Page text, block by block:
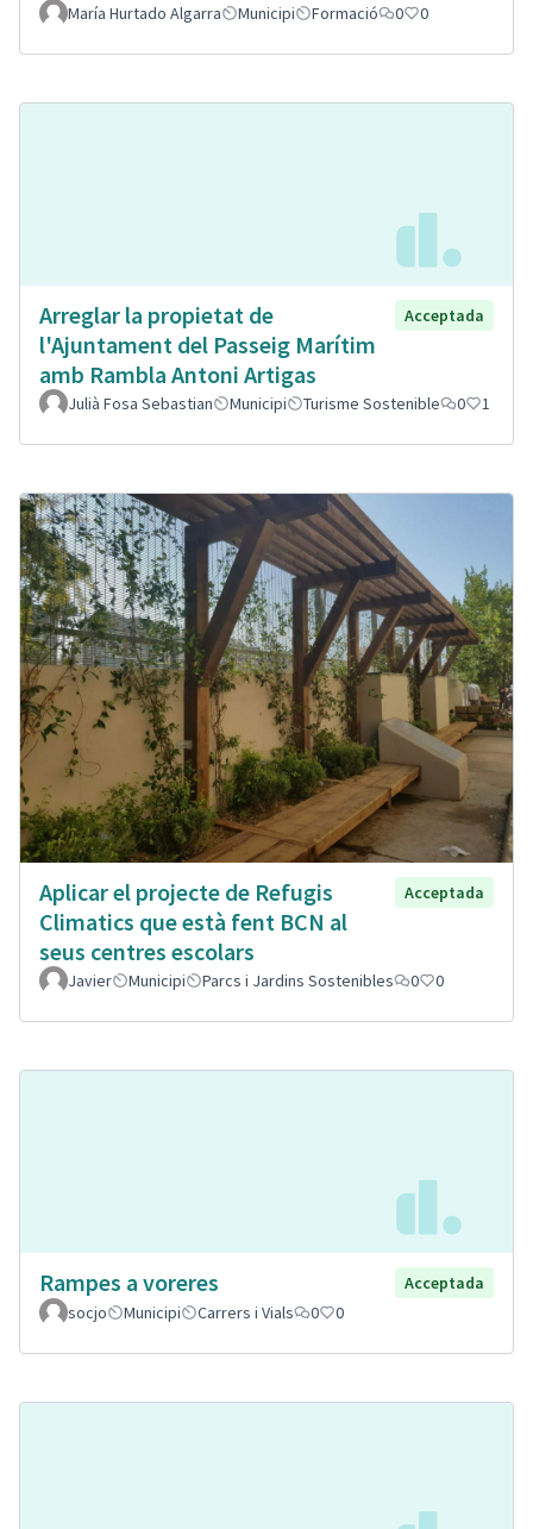
María Hurtado Algarra Municipi Formació 0 0
Arreglar la propietat de
l'Ajuntament del Passeig Marítim
amb Rambla Antoni Artigas
Acceptada
Julià Fosa Sebastian Municipi Turisme Sostenible 0 1
Aplicar el projecte de Refugis
Climatics que està fent BCN al
seus centres escolars
Acceptada
Javier Municipi Parcs i Jardins Sostenibles 0 0
Rampes a voreres
Acceptada
socjo
Municipi Carrers i Vials 0 0